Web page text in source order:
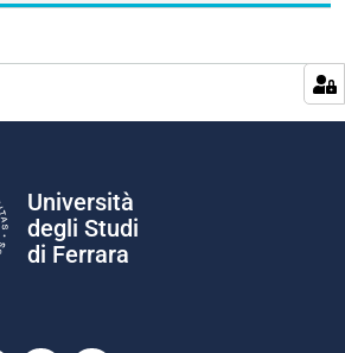
Università
degli Studi
di Ferrara